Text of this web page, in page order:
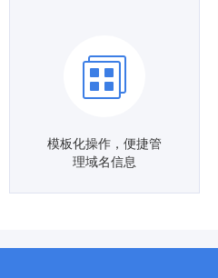
模板化操作，便捷管
理域名信息